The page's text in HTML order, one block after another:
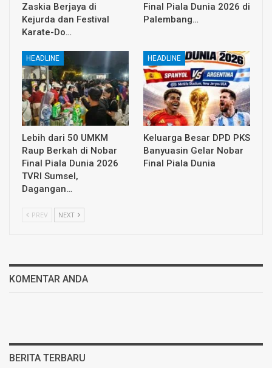
Zaskia Berjaya di
Kejurda dan Festival
Karate-Do…
Final Piala Dunia 2026 di
Palembang…
HEADLINE
Lebih dari 50 UMKM
Raup Berkah di Nobar
Final Piala Dunia 2026
TVRI Sumsel,
Dagangan…
HEADLINE
Keluarga Besar DPD PKS
Banyuasin Gelar Nobar
Final Piala Dunia
PREV NEXT
KOMENTAR ANDA
BERITA TERBARU